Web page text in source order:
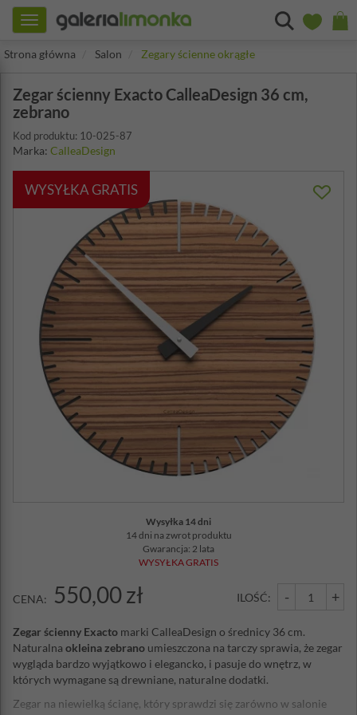
Toggle
navigation
Strona główna
Salon Zegary ścienne okrągłe
Zegar ścienny Exacto CalleaDesign 36 cm,
zebrano
Kod produktu: 10-025-87
Marka: CalleaDesign
WYSYŁKA GRATIS
Wysyłka 14 dni
14 dni na zwrot produktu
Gwarancja: 2 lata
WYSYŁKA GRATIS
CENA: 550,00 zł ILOŚĆ: - +
Zegar ścienny Exacto marki CalleaDesign o średnicy 36 cm.
Naturalna okleina zebrano umieszczona na tarczy sprawia, że zegar
wygląda bardzo wyjątkowo i elegancko, i pasuje do wnętrz, w
których wymagane są drewniane, naturalne dodatki.
Zegar na niewielką ścianę, który sprawdzi się zarówno w salonie